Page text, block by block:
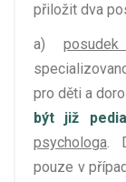
přiložit dva
a)
pro děti a
být již
psychologa.
pouze v